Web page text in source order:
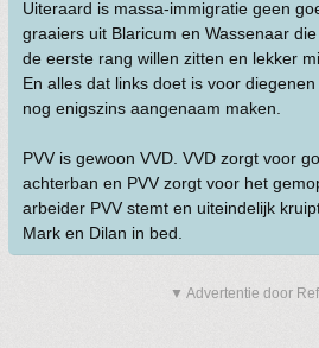
Uiteraard is massa-immigratie geen
graaiers uit Blaricum en Wassenaar
de eerste rang willen zitten en lekker
En alles dat links doet is voor
nog enigszins aangenaam maken.
PVV is gewoon VVD. VVD zorgt voor
achterban en PVV zorgt voor het
arbeider PVV stemt en uiteindelijk
Mark en Dilan in bed.
▼ Advertentie door